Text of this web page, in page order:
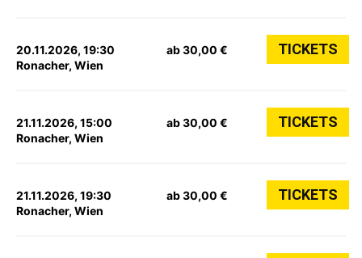
20.11.2026, 19:30
Ronacher, Wien
ab 30,00 € TICKETS
21.11.2026, 15:00
Ronacher, Wien
ab 30,00 € TICKETS
21.11.2026, 19:30
Ronacher, Wien
ab 30,00 € TICKETS